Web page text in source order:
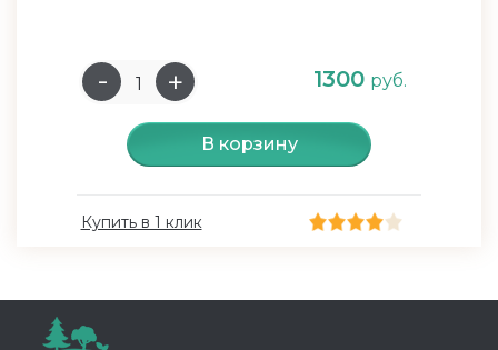
1300 руб.
В корзину
Купить в 1 клик